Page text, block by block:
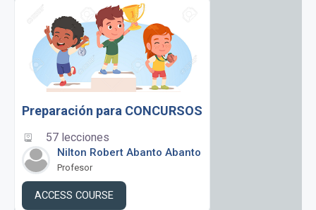
Preparación para CONCURSOS
57 lecciones
Nilton Robert Abanto Abanto
Profesor
ACCESS COURSE